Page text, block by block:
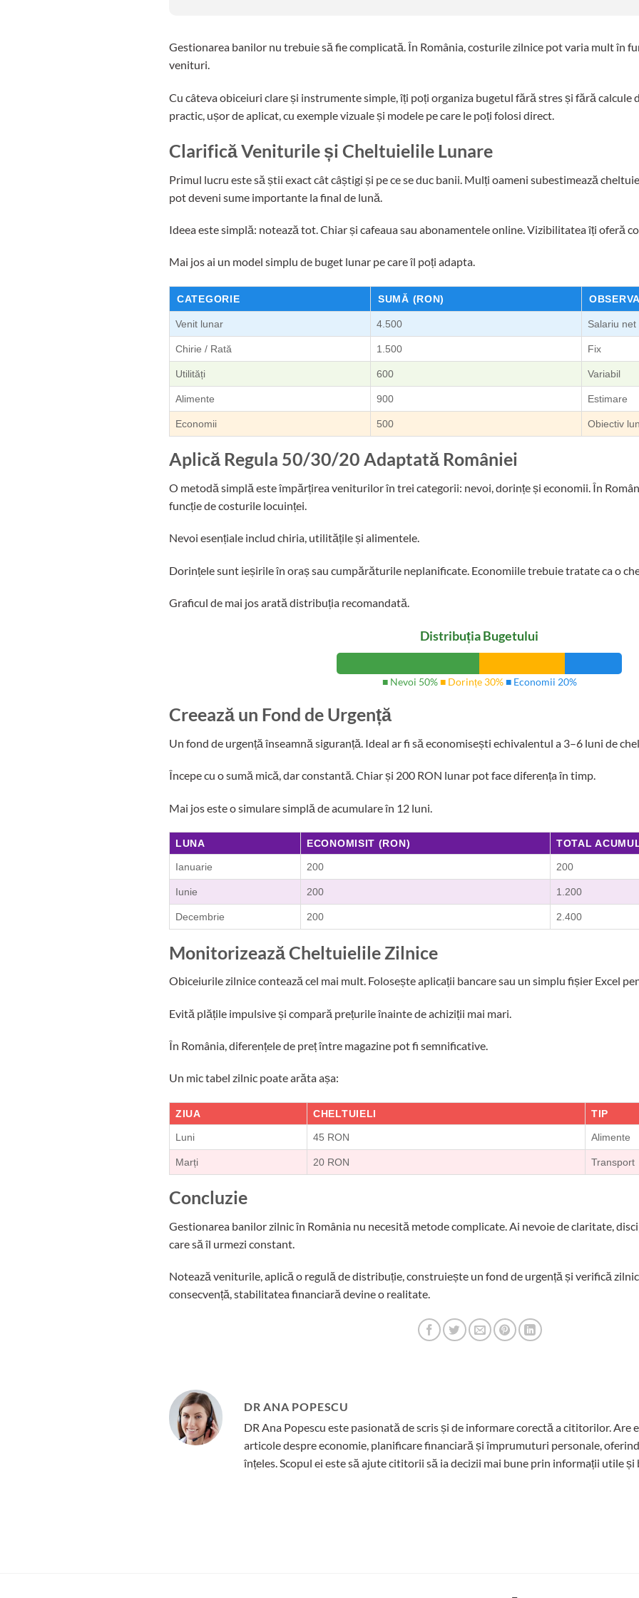
Gestionarea banilor nu trebuie să fie complicată. În România, costurile zilnice pot varia mult în
venituri.
Cu câteva obiceiuri clare și instrumente simple, îți poți organiza bugetul fără stres și fără calcule
practic, ușor de aplicat, cu exemple vizuale și modele pe care le poți folosi direct.
Clarifică Veniturile și Cheltuielile Lunare
Primul lucru este să știi exact cât câștigi și pe ce se duc banii. Mulți oameni subestimează
pot deveni sume importante la final de lună.
Ideea este simplă: notează tot. Chiar și cafeaua sau abonamentele online. Vizibilitatea îți oferă
Mai jos ai un model simplu de buget lunar pe care îl poți adapta.
CATEGORIE SUMĂ (RON)
Venit lunar 4.500 Salariu net
Chirie / Rată 1.500 Fix
Utilități 600 Variabil
Alimente 900 Estimare
Economii 500 Obiectiv
Aplică Regula 50/30/20 Adaptată României
O metodă simplă este împărțirea veniturilor în trei categorii: nevoi, dorințe și economii. În
funcție de costurile locuinței.
Nevoi esențiale includ chiria, utilitățile și alimentele.
Dorințele sunt ieșirile în oraș sau cumpărăturile neplanificate. Economiile trebuie tratate ca o
Graficul de mai jos arată distribuția recomandată.
Distribuția Bugetului
■ Nevoi 50% ■ Dorințe 30% ■ Economii 20%
Creează un Fond de Urgență
Un fond de urgență înseamnă siguranță. Ideal ar fi să economisești echivalentul a 3–6 luni de
Începe cu o sumă mică, dar constantă. Chiar și 200 RON lunar pot face diferența în timp.
Mai jos este o simulare simplă de acumulare în 12 luni.
LUNA ECONOMISIT (RON) TOTAL
Ianuarie 200 200
Iunie 200 1.200
Decembrie 200 2.400
Monitorizează Cheltuielile Zilnice
Obiceiurile zilnice contează cel mai mult. Folosește aplicații bancare sau un simplu fișier Excel
Evită plățile impulsive și compară prețurile înainte de achiziții mai mari.
În România, diferențele de preț între magazine pot fi semnificative.
Un mic tabel zilnic poate arăta așa:
ZIUA CHELTUIELI TIP
Luni 45 RON Alimente
Marți 20 RON Transport
Concluzie
Gestionarea banilor zilnic în România nu necesită metode complicate. Ai nevoie de claritate,
care să îl urmezi constant.
Notează veniturile, aplică o regulă de distribuție, construiește un fond de urgență și verifică
consecvență, stabilitatea financiară devine o realitate.
DR ANA POPESCU
DR Ana Popescu este pasionată de scris și de informare corectă a cititorilor. Are
articole despre economie, planificare financiară și împrumuturi personale,
înțeles. Scopul ei este să ajute cititorii să ia decizii mai bune prin informații utile